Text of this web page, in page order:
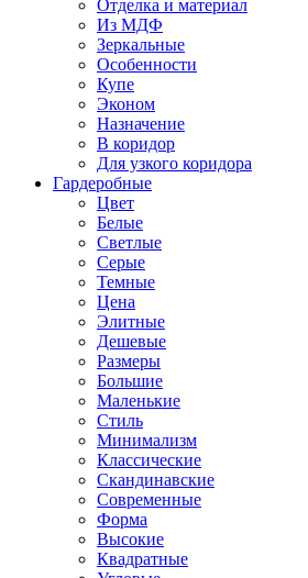
Отделка и материал
Из МДФ
Зеркальные
Особенности
Купе
Эконом
Назначение
В коридор
Для узкого коридора
Гардеробные
Цвет
Белые
Светлые
Серые
Темные
Цена
Элитные
Дешевые
Размеры
Большие
Маленькие
Стиль
Минимализм
Классические
Скандинавские
Современные
Форма
Высокие
Квадратные